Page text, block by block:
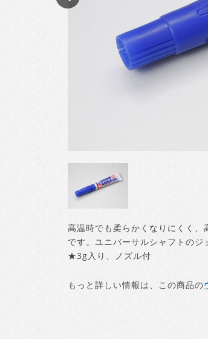
高温時でも柔らかくなりにくく
です。ユニバーサルシャフトのジ
★3g入り、ノズル付
もっと詳しい情報は、この商品の